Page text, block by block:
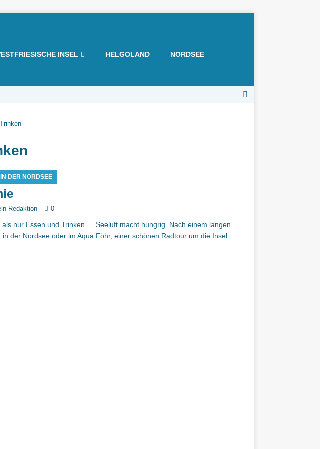
INSEL HELGOLAND NORDSEE
DER NORDSEE
Redaktion 0
nur Essen und Trinken … Seeluft macht hungrig. Nach einem langen
der Nordsee oder im Aqua Föhr, einer schönen Radtour um die Insel